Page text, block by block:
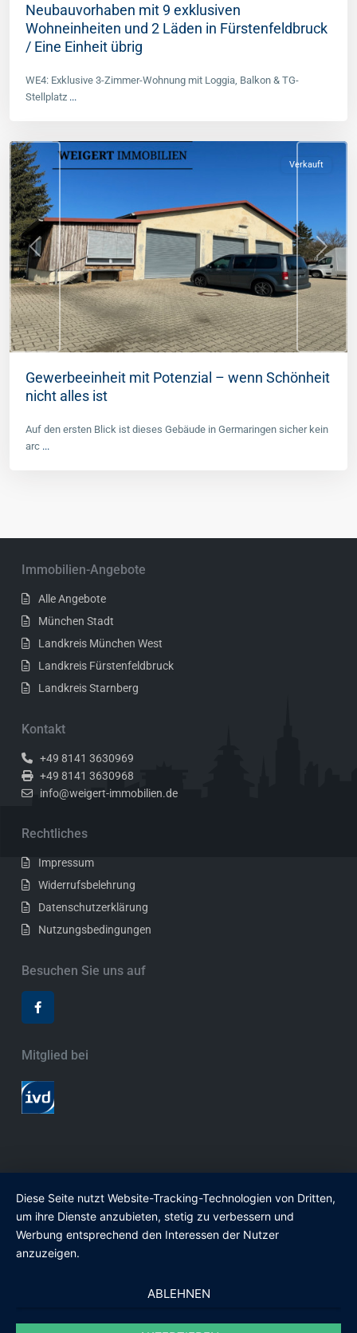
Neubauvorhaben mit 9 exklusiven
Wohneinheiten und 2 Läden in Fürstenfeldbruck
/ Eine Einheit übrig
WE4: Exklusive 3-Zimmer-Wohnung mit Loggia, Balkon & TG-
Stellplatz ...
Previous Next
Verkauft
Gewerbeeinheit mit Potenzial – wenn Schönheit
nicht alles ist
Auf den ersten Blick ist dieses Gebäude in Germaringen sicher kein
arc ...
Immobilien-Angebote
Alle Angebote
München Stadt
Landkreis München West
Landkreis Fürstenfeldbruck
Landkreis Starnberg
Kontakt
+49 8141 3630969
+49 8141 3630968
info@weigert-immobilien.de
Rechtliches
Impressum
Widerrufsbelehrung
Datenschutzerklärung
Nutzungsbedingungen
Besuchen Sie uns auf
Mitglied bei
vorbehalten.
Impressum |
Widerrufsbelehrung
Datenschutzerklärung
Nutzungsbedingungen
Diese Seite nutzt Website-Tracking-Technologien von Dritten,
um ihre Dienste anzubieten, stetig zu verbessern und
Werbung entsprechend den Interessen der Nutzer
anzuzeigen.
ABLEHNEN